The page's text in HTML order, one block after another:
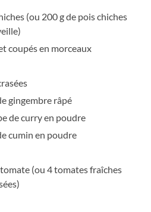
(ou 200 g de pois chiches
coupés en morceaux
gingembre râpé
de curry en poudre
cumin en poudre
(ou 4 tomates fraîches